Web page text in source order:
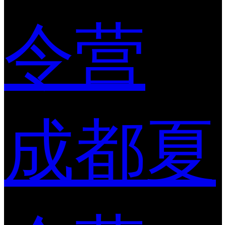
令营
成都夏